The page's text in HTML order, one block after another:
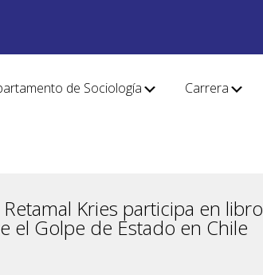
de Sociología Carrera
Kries participa en libro
el Golpe de Estado en Chile